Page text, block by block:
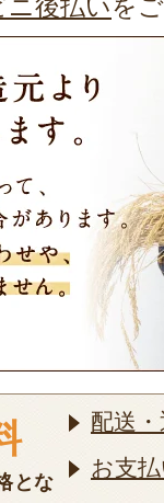
ニ後払いを
とな
配送
お支